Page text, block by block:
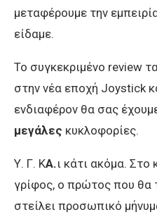
μεταφέρουμε την
είδαμε.
Το συγκεκριμένο review
στην νέα εποχή Joystick
ενδιαφέρον θα σας
μεγάλες κυκλοφορίες.
Υ. Γ. ΚΑ.ι κάτι ακόμα. Στο
γρίφος, ο πρώτος που θα
στείλει προσωπικό